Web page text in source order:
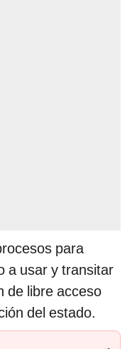
para
a usar y transitar
de libre acceso
del estado.